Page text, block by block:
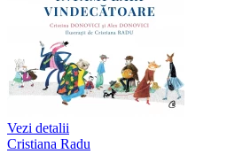
Vezi detalii
Cristiana Radu